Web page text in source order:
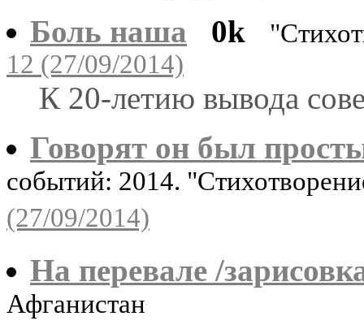
Боль наша
0k
12 (27/09/2014)
К 20-летию вывода
Говорят он был
событий: 2014.
(27/09/2014)
На перевале /
Афганистан